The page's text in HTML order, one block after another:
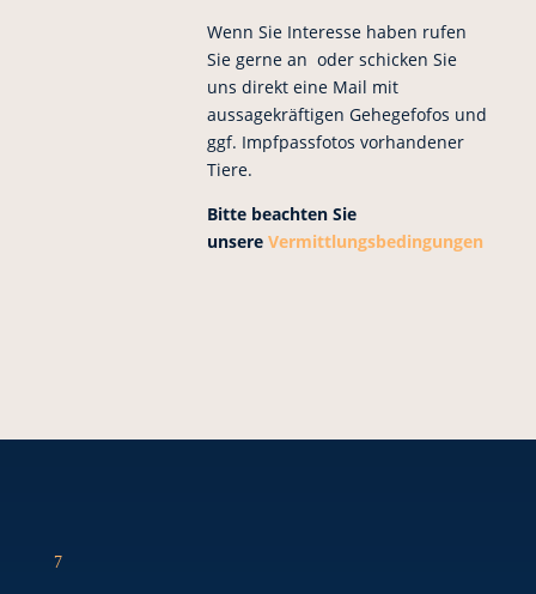
Wenn Sie Interesse haben rufen
Sie gerne an oder schicken Sie
uns direkt eine Mail mit
aussagekräftigen Gehegefofos und
ggf. Impfpassfotos vorhandener
Tiere.
Bitte beachten Sie
unsere Vermittlungsbedingungen
7